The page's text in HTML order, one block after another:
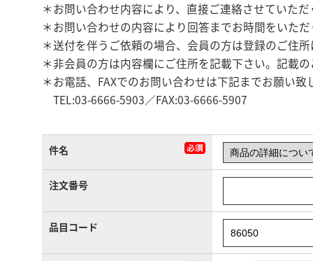
＊お問い合わせ内容により、直接ご連絡させていた
＊お問い合わせの内容により回答までお時間をいた
＊送付を伴うご依頼の場合、会員の方は登録のご住
＊非会員の方は内容欄にご住所を記載下さい。記載
＊お電話、FAXでのお問い合わせは下記までお願い致
TEL:03-6666-5903／FAX:03-6666-5907
件名
注文番号
品目コード